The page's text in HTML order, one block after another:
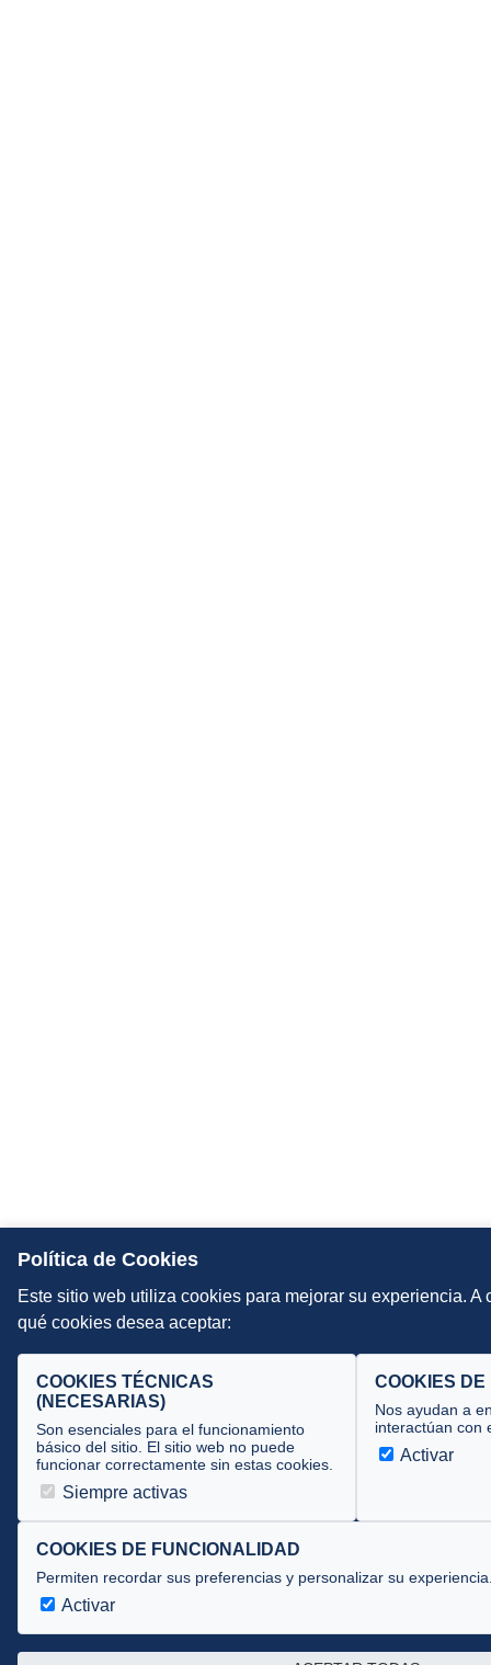
Política de Cookies
Este sitio web utiliza cookies para mejorar su experiencia.
qué cookies desea aceptar:
COOKIES TÉCNICAS
(NECESARIAS)
Son esenciales para el funcionamiento
básico del sitio. El sitio web no puede
funcionar correctamente sin estas cookies.
Siempre activas
COOKIES DE
Nos ayudan a
interactúan con
Activar
COOKIES DE FUNCIONALIDAD
Permiten recordar sus preferencias y personalizar su
Activar